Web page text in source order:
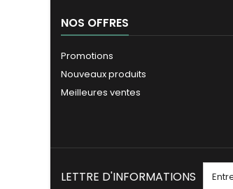
NOS OFFRES
Promotions
Nouveaux produits
Meilleures ventes
LETTRE D'INFORMATIONS